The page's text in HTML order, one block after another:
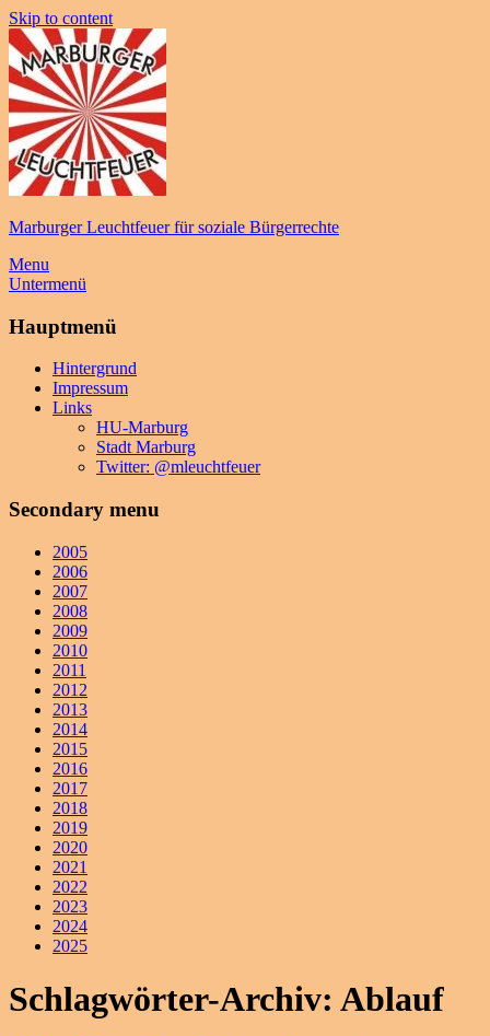
Skip to content
Marburger Leuchtfeuer für soziale Bürgerrechte
Menu
Untermenü
Hauptmenü
Hintergrund
Impressum
Links
HU-Marburg
Stadt Marburg
Twitter: @mleuchtfeuer
Secondary menu
2005
2006
2007
2008
2009
2010
2011
2012
2013
2014
2015
2016
2017
2018
2019
2020
2021
2022
2023
2024
2025
Schlagwörter-Archiv: Ablauf